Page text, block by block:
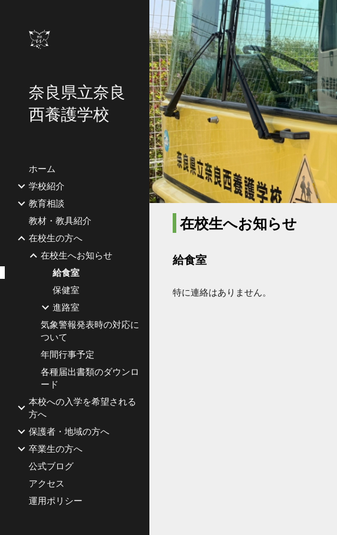
Skip to main content
奈良県立奈良
西養護学校
ホーム
学校紹介
教育相談
教材・教具紹介
在校生の方へ
在校生へお知らせ
給食室
保健室
進路室
気象警報発表時の対応に
ついて
年間行事予定
各種届出書類のダウンロ
ード
本校への入学を希望される
方へ
保護者・地域の方へ
卒業生の方へ
公式ブログ
アクセス
運用ポリシー
在校生へお知らせ
給食室
特に連絡はありません。